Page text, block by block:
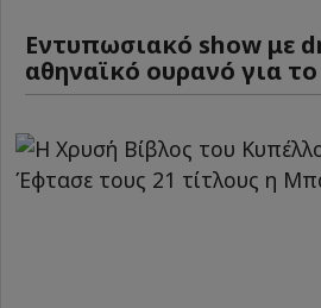
Εντυπωσιακό show με
αθηναϊκό ουρανό για